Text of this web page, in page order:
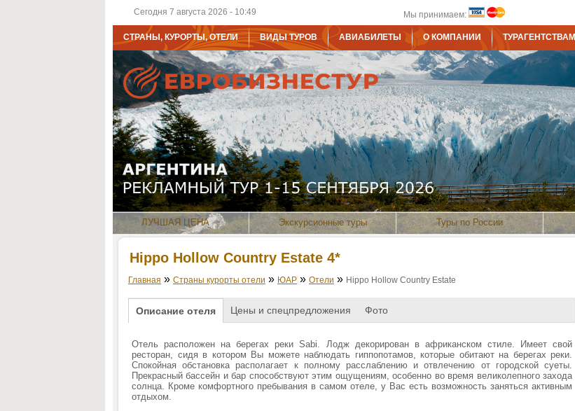
Сегодня 7 августа 2026 - 10:49 Мы принимаем:
СТРАНЫ, КУРОРТЫ, ОТЕЛИ ВИДЫ ТУРОВ АВИАБИЛЕТЫ О КОМПАНИИ ТУРАГЕНТСТВАМ
ЛУЧШАЯ ЦЕНА Экскурсионные туры Туры по России
Hippo Hollow Country Estate 4*
Главная » Страны курорты отели » ЮАР » Отели » Hippo Hollow Country Estate
Описание отеля Цены и спецпредложения Фото
Отель расположен на берегах реки Sabi. Лодж декорирован в африканском стиле. Имеет свой
ресторан, сидя в котором Вы можете наблюдать гиппопотамов, которые обитают на берегах реки.
Спокойная обстановка располагает к полному расслаблению и отвлечению от городской суеты.
Прекрасный бассейн и бар способствуют этим ощущениям, особенно во время великолепного захода
солнца. Кроме комфортного пребывания в самом отеле, у Вас есть возможность заняться активным
отдыхом.